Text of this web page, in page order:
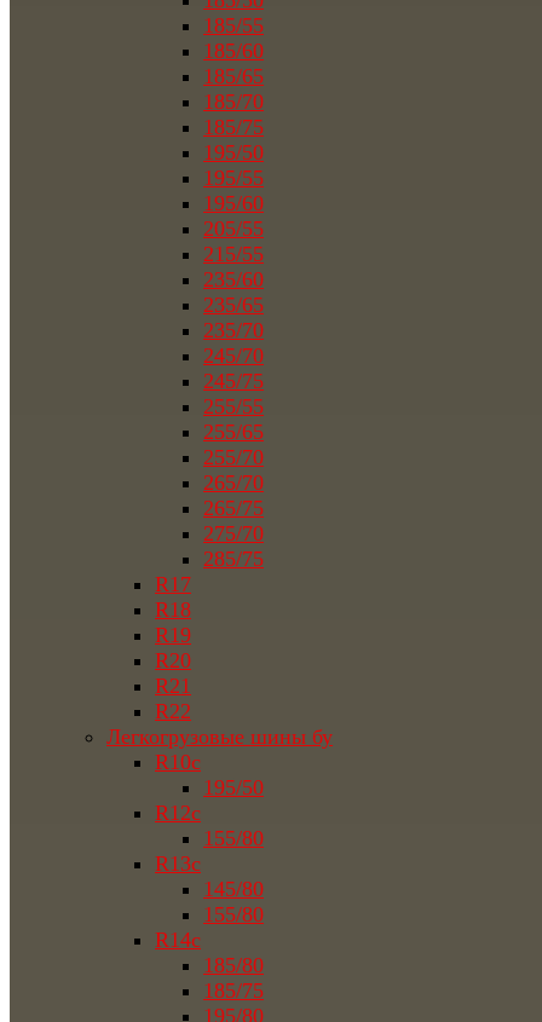
185/55
185/60
185/65
185/70
185/75
195/50
195/55
195/60
205/55
215/55
235/60
235/65
235/70
245/70
245/75
255/55
255/65
255/70
265/70
265/75
275/70
285/75
R17
R18
R19
R20
R21
R22
Легкогрузовые шины бу
R10c
195/50
R12c
155/80
R13c
145/80
155/80
R14c
185/80
185/75
195/80